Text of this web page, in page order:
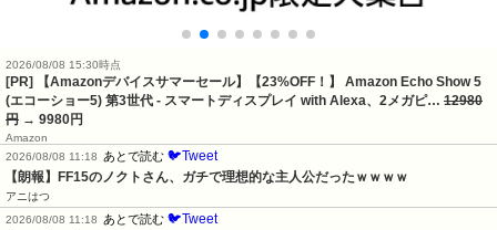
2026/08/08 15:30時点
[PR] 【Amazonデバイスサマーセール】【23%OFF！】 Amazon Echo Show 5
(エコーショー5) 第3世代 - スマートディスプレイ with Alexa、2メガピ… 12980
円 → 9980円
Amazon
2026/08/08 11:18
あとで読む 🐦Tweet
【朗報】FF15のノクトさん、ガチで理想的な主人公だったｗｗｗｗ
アニはつ
2026/08/08 11:18
あとで読む 🐦Tweet